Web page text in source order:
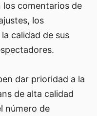
los comentarios de
los
calidad de sus
dar prioridad a la
de alta calidad
número de